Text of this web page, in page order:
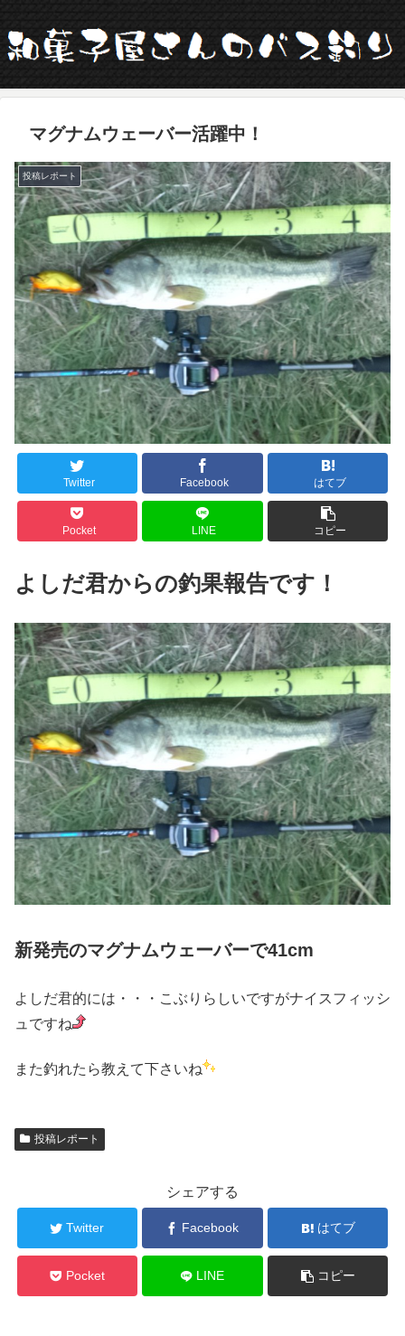
マグナムウェーバー活躍中！
投稿レポート
Twitter Facebook はてブ
Pocket LINE コピー
よしだ君からの釣果報告です！
新発売のマグナムウェーバーで41cm
よしだ君的には・・・こぶりらしいですがナイスフィッシ
ュですね
また釣れたら教えて下さいね
投稿レポート
シェアする
Twitter Facebook はてブ
Pocket LINE コピー